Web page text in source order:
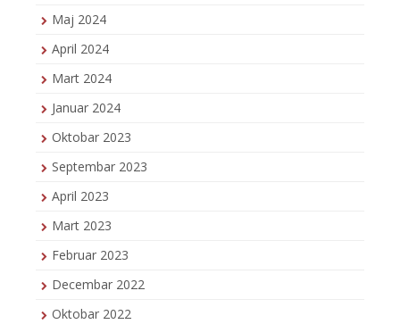
Maj 2024
April 2024
Mart 2024
Januar 2024
Oktobar 2023
Septembar 2023
April 2023
Mart 2023
Februar 2023
Decembar 2022
Oktobar 2022